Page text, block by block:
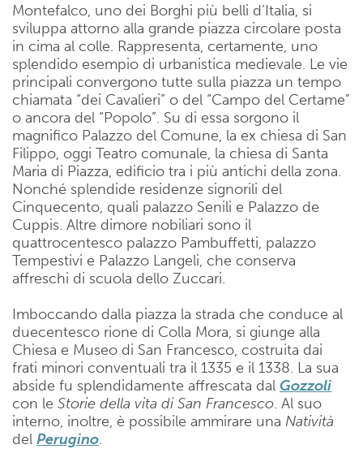
Montefalco, uno dei Borghi più belli d’Italia, si
sviluppa attorno alla grande piazza circolare posta
in cima al colle. Rappresenta, certamente, uno
splendido esempio di urbanistica medievale. Le vie
principali convergono tutte sulla piazza un tempo
chiamata “dei Cavalieri” o del “Campo del Certame”
o ancora del “Popolo”. Su di essa sorgono il
magnifico Palazzo del Comune, la ex chiesa di San
Filippo, oggi Teatro comunale, la chiesa di Santa
Maria di Piazza, edificio tra i più antichi della zona.
Nonché splendide residenze signorili del
Cinquecento, quali palazzo Senili e Palazzo de
Cuppis. Altre dimore nobiliari sono il
quattrocentesco palazzo Pambuffetti, palazzo
Tempestivi e Palazzo Langeli, che conserva
affreschi di scuola dello Zuccari.
Imboccando dalla piazza la strada che conduce al
duecentesco rione di Colla Mora, si giunge alla
Chiesa e Museo di San Francesco, costruita dai
frati minori conventuali tra il 1335 e il 1338. La sua
abside fu splendidamente affrescata dal Gozzoli
con le Storie della vita di San Francesco. Al suo
interno, inoltre, è possibile ammirare una Natività
del Perugino.